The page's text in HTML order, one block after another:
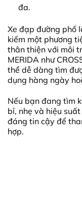
đa.
Xe đạp đường phố
kiếm một phương
thân thiện với môi
MERIDA như
thể dễ dàng tìm
dụng hàng ngày
Nếu bạn đang tìm
bỉ, nhẹ và hiệu
đáng tin cậy để
hợp.